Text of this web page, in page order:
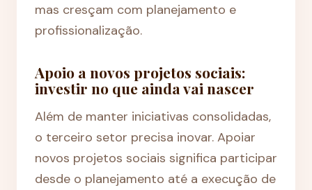
mas cresçam com planejamento e
profissionalização.
Apoio a novos projetos sociais:
investir no que ainda vai nascer
Além de manter iniciativas consolidadas,
o terceiro setor precisa inovar. Apoiar
novos projetos sociais significa participar
desde o planejamento até a execução de